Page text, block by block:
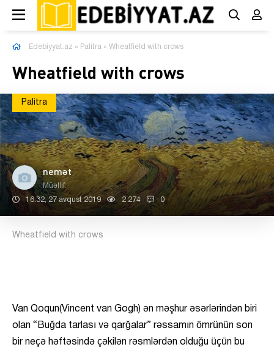
Edebiyyat.az » Palitra » Wheatfield with crows
Wheatfield with crows
Palitra
nemət
Müəllif:
16:32, 27 avqust 2019 2 274 0
Wheatfield with crows
Van Qoqun(Vincent van Gogh) ən məşhur əsərlərindən biri
olan “Buğda tarlası və qarğalar” rəssamın ömrünün son
bir neçə həftəsində çəkilən rəsmlərdən olduğu üçün bu